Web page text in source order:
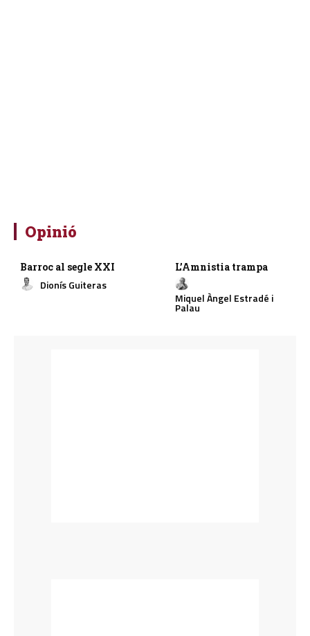
Opinió
Barroc al segle XXI
Dionís Guiteras
L’Amnistia trampa
Miquel Àngel Estradé i
Palau